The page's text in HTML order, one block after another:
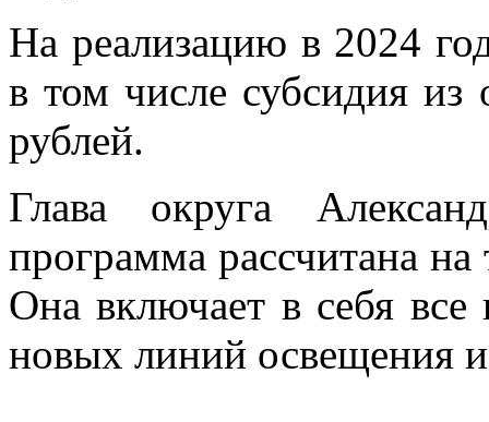
На реализацию в 2024
в том числе субсидия
рублей.
Глава округа
программа рассчитана
Она включает в себя
новых линий освещения и